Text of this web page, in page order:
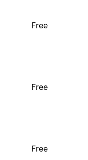
Free
Free
Free